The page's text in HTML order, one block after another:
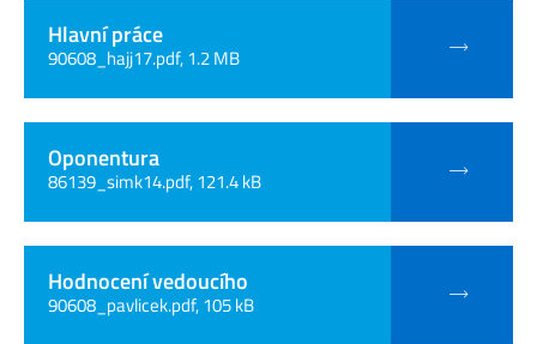
Hlavní práce
90608_hajj17.pdf, 1.2 MB
Oponentura
86139_simk14.pdf, 121.4 kB
Hodnocení vedoucího
90608_pavlicek.pdf, 105 kB